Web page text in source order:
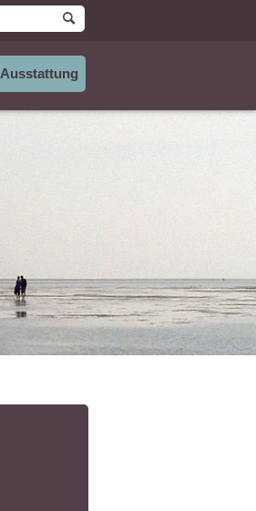
Ausstattung